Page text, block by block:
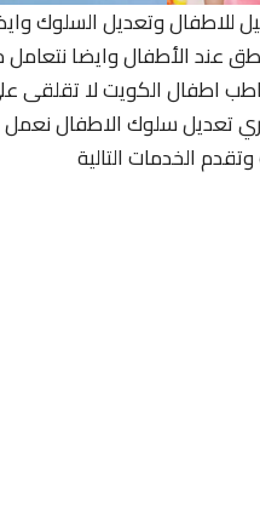
للاطفال وتعديل السلوك
عند الأطفال وايضا
اطفال الكويت لا تقلقى
تعديل سلوك الاطفال
الخدمات التالية